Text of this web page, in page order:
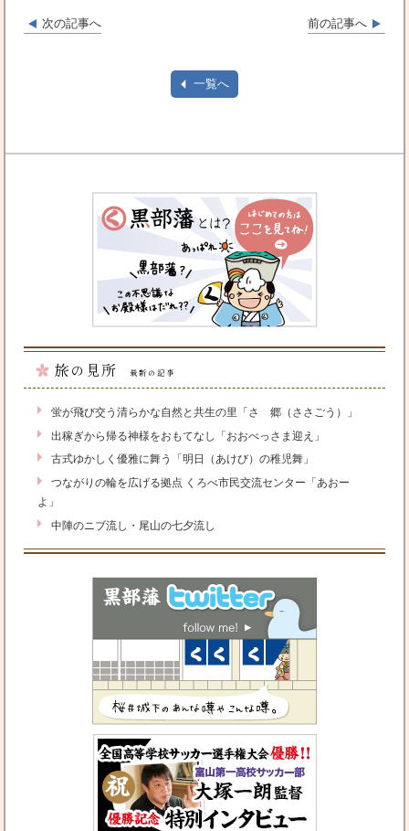
次の記事へ 前の記事へ
一覧へ
旅の見所 最新の記事
蛍が飛び交う清らかな自然と共生の里「さゝ郷（ささごう）」
出稼ぎから帰る神様をおもてなし「おおべっさま迎え」
古式ゆかしく優雅に舞う「明日（あけび）の稚児舞」
つながりの輪を広げる拠点 くろべ市民交流センター「あおー
よ」
中陣のニブ流し・尾山の七夕流し